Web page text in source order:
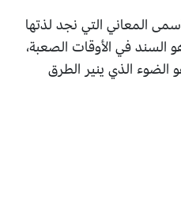
المعاني التي نجد لذتها
السند في الأوقات الصعبة،
الضوء الذي ينير الطرق